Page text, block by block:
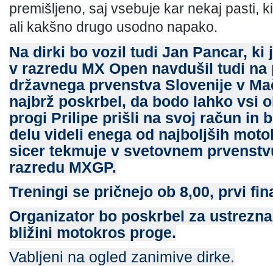
premišljeno, saj vsebuje kar nekaj pasti,
ali kakšno drugo usodno napako.
Na dirki bo vozil tudi Jan Pancar, ki
v razredu MX Open navdušil tudi
državnega prvenstva Slovenije v
najbrž poskrbel, da bodo lahko vsi
progi Prilipe prišli na svoj račun in
delu videli enega od najboljših
sicer tekmuje v svetovnem
razredu MXGP.
Treningi se pričnejo ob 8,00, prvi
Organizator bo poskrbel za
bližini motokros proge.
Vabljeni na ogled zanimive dirke.